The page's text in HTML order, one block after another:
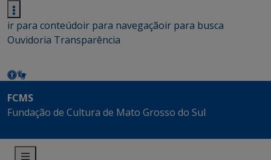
ir para conteúdoir para navegaçãoir para busca
Ouvidoria Transparência
FCMS
Fundação de Cultura de Mato Grosso do Sul